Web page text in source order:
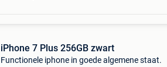
iPhone 7 Plus 256GB zwart
Functionele iphone in goede algemene staat.